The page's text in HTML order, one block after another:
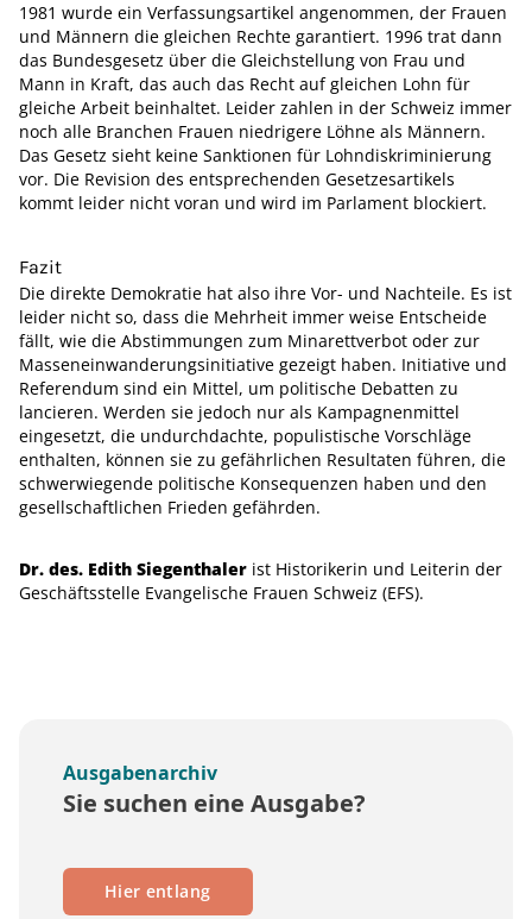
1981 wurde ein Verfassungsartikel angenommen, der Frauen
und Männern die gleichen Rechte garantiert. 1996 trat dann
das Bundesgesetz über die Gleichstellung von Frau und
Mann in Kraft, das auch das Recht auf gleichen Lohn für
gleiche Arbeit beinhaltet. Leider zahlen in der Schweiz immer
noch alle Branchen Frauen niedrigere Löhne als Männern.
Das Gesetz sieht keine Sanktionen für Lohndiskriminierung
vor. Die Revision des entsprechenden Gesetzesartikels
kommt leider nicht voran und wird im Parlament blockiert.
Fazit
Die direkte Demokratie hat also ihre Vor- und Nachteile. Es ist
leider nicht so, dass die Mehrheit immer weise Entscheide
fällt, wie die Abstimmungen zum Minarettverbot oder zur
Masseneinwanderungsinitiative gezeigt haben. Initiative und
Referendum sind ein Mittel, um politische Debatten zu
lancieren. Werden sie jedoch nur als Kampagnenmittel
eingesetzt, die undurchdachte, populistische Vorschläge
enthalten, können sie zu gefährlichen Resultaten führen, die
schwerwiegende politische Konsequenzen haben und den
gesellschaftlichen Frieden gefährden.
Dr. des. Edith Siegenthaler ist Historikerin und Leiterin der
Geschäftsstelle Evangelische Frauen Schweiz (EFS).
Ausgabenarchiv
Sie suchen eine Ausgabe?
Hier entlang